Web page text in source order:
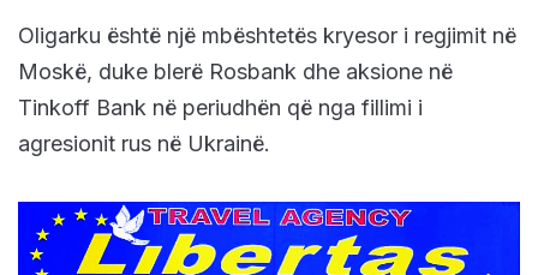
Oligarku është një mbështetës kryesor i regjimit në
Moskë, duke blerë Rosbank dhe aksione në
Tinkoff Bank në periudhën që nga fillimi i
agresionit rus në Ukrainë.